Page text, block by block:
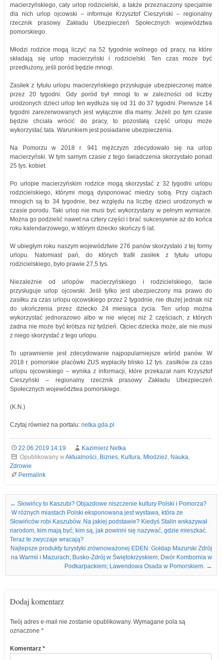
macierzyńskiego, cały urlop rodzicielski, a także przeznaczony specjalnie
dla nich urlop ojcowski – informuje Krzysztof Cieszyński – regionalny
rzecznik prasowy Zakładu Ubezpieczeń Społecznych województwa
pomorskiego.
Młodzi rodzice mogą liczyć na 52 tygodnie wolnego od pracy, na które
składają się urlop macierzyński i rodzicielski. Ten czas może być
przedłużony, jeśli poród będzie mnogi.
Zasiłek z tytułu urlopu macierzyńskiego przysługuje ubezpieczonej matce
przez 20 tygodni. Gdy poród był mnogi to w zależności od liczby
urodzonych dzieci urlop ten wydłuża się od 31 do 37 tygodni. Pierwsze 14
tygodni zarezerwowanych jest wyłącznie dla mamy. Jeżeli po tym czasie
będzie chciała wrócić do pracy, to pozostałą część urlopu może
wykorzystać tata. Warunkiem jest posiadanie ubezpieczenia.
Na Pomorzu w 2018 r. 941 mężczyzn zdecydowało się na urlop
macierzyński. W tym samym czasie z tego świadczenia skorzystało ponad
25 tys. kobiet.
Po urlopie macierzyńskim rodzice mogą skorzystać z 32 tygodni urlopu
rodzicielskiego, którymi mogą dysponować miedzy sobą. Przy ciążach
mnogich są to 34 tygodnie, bez względu na liczbę dzieci urodzonych w
czasie porodu. Taki urlop nie musi być wykorzystany w pełnym wymiarze.
Można go podzielić nawet na cztery części i brać sukcesywnie aż do końca
roku kalendarzowego, w którym dziecko skończy 6 lat.
W ubiegłym roku naszym województwie 276 panów skorzystało z tej formy
urlopu. Natomiast pań, do których trafił zasiłek z tytułu urlopu
rodzicielskiego, było prawie 27,5 tys.
Niezależnie od urlopów macierzyńskiego i rodzicielskiego, tacie
przysługuje urlop ojcowski. Jeśli tylko jest ubezpieczony ma prawo do
zasiłku za czas urlopu ojcowskiego przez 2 tygodnie, nie dłużej jednak niż
do ukończenia przez dziecko 24 miesiąca życia. Ten urlop można
wykorzystać jednorazowo albo w nie więcej niż 2 częściach, z których
żadna nie może być krótsza niż tydzień. Ojciec dziecka może, ale nie musi
z niego skorzystać z tego urlopu.
To uprawnienie jest zdecydowanie najpopularniejsze wśród panów. W
2018 r. pomorskie placówki ZUS wypłaciły blisko 12 tys. zasiłków za czas
urlopu ojcowskiego – wynika z informacji, które przekazał nam Krzysztof
Cieszyński – regionalny rzecznik prasowy Zakładu Ubezpieczeń
Społecznych województwa pomorskiego.
(K.N.)
Czytaj również na portalu: netka.gda.pl
22.06.2019 14:19
Kazimierz Netka
Opublikowany wAktualności, Biznes, Kultura, Młodzież, Nauka,
Zdrowie
Permalink
Nawigacja we wpisach
← Słowińcy to Kaszubi? Objazdowe niszczenie kultury Polski i Pomorza?
W różnych miastach Polski eksponowana jest wystawa, która ze
Słowińców robi Kaszubów. Na jakiej podstawie? Kiedyś Stalin wskazywał
narodom, kim mają być; kim są, jak powinni się nazywać, gdzie mieszkać.
Teraz te zwyczaje wracają?
Najlepsze produkty turystyki zrównoważonej EDEN: Gołdap Mazurski Zdrój
na Warmii i Mazurach; Busko-Zdrój w Świętokrzyskiem; Dwór Kombornia w
Podkarpackiem; Lawendowa Osada w Pomorskiem. →
Dodaj komentarz
Twój adres e-mail nie zostanie opublikowany. Wymagane pola są
oznaczone *
Komentarz *